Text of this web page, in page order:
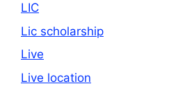
LIC
Lic scholarship
Live
Live location